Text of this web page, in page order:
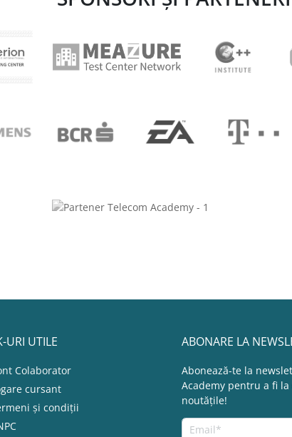
URI UTILE
Colaborator
cursant
și condiții
ABONARE LA
Abonează-te la
Academy pentru a fi
noutățile!